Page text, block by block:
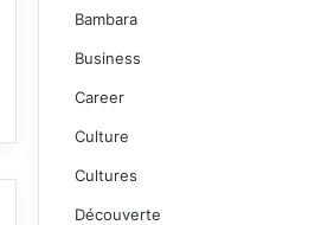
Bambara
Business
Career
Culture
Cultures
Découverte